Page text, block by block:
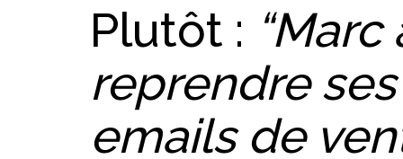
Plutôt :
reprendre
emails de